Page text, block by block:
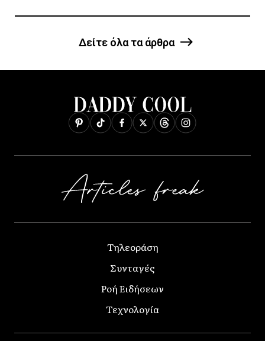
Δείτε όλα τα άρθρα
Τηλεοράση
Συνταγές
Ροή Ειδήσεων
Τεχνολογία